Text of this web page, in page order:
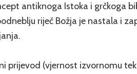
antiknoga Istoka i grčkoga
riječ Božja je nastala i
prijevod (vjernost izvornomu